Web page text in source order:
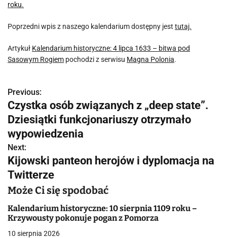
roku.
Poprzedni wpis z naszego kalendarium dostępny jest tutaj.
Artykuł Kalendarium historyczne: 4 lipca 1633 – bitwa pod
Sasowym Rogiem pochodzi z serwisu Magna Polonia.
N
a
w
i
g
a
c
j
Previous:
Czystka osób związanych z „deep state”.
Dziesiątki funkcjonariuszy otrzymało
wypowiedzenia
Next:
Kijowski panteon herojów i dyplomacja na
Twitterze
Może Ci się spodobać
Kalendarium historyczne: 10 sierpnia 1109 roku –
Krzywousty pokonuje pogan z Pomorza
10 sierpnia 2026